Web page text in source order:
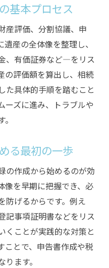
ールと基本知識
な準備を押さえよう
る影響とは何か
評価の基礎知識
に及ぼす影響とは
な土地評価のポイン
産評価の注意点
手順と申告準備
スムーズに進める
ムーズな進め方
類と準備の流れ
く行うポイント
までの実践的手順
基本プロセス
産評価、分割協議、申
産の全体像を整理し、
、有価証券など―をリス
の評価額を算出し、相続
た具体的手順を踏むこと
ーズに進み、トラブルや
る最初の一歩
の作成から始めるのが効
像を早期に把握でき、必
防げるからです。例え
記事項証明書などをリス
くことが実践的な対策と
ことで、申告書作成や税
ます。